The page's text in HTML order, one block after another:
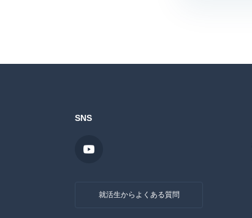
SNS
就活生からよくある質問